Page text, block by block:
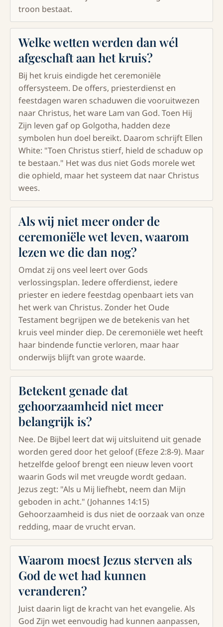
troon bestaat.
Welke wetten werden dan wél
afgeschaft aan het kruis?
Bij het kruis eindigde het ceremoniële
offersysteem. De offers, priesterdienst en
feestdagen waren schaduwen die vooruitwezen
naar Christus, het ware Lam van God. Toen Hij
Zijn leven gaf op Golgotha, hadden deze
symbolen hun doel bereikt. Daarom schrijft Ellen
White: "Toen Christus stierf, hield de schaduw op
te bestaan." Het was dus niet Gods morele wet
die ophield, maar het systeem dat naar Christus
wees.
Als wij niet meer onder de
ceremoniële wet leven, waarom
lezen we die dan nog?
Omdat zij ons veel leert over Gods
verlossingsplan. Iedere offerdienst, iedere
priester en iedere feestdag openbaart iets van
het werk van Christus. Zonder het Oude
Testament begrijpen we de betekenis van het
kruis veel minder diep. De ceremoniële wet heeft
haar bindende functie verloren, maar haar
onderwijs blijft van grote waarde.
Betekent genade dat
gehoorzaamheid niet meer
belangrijk is?
Nee. De Bijbel leert dat wij uitsluitend uit genade
worden gered door het geloof (Efeze 2:8-9). Maar
hetzelfde geloof brengt een nieuw leven voort
waarin Gods wil met vreugde wordt gedaan.
Jezus zegt: "Als u Mij liefhebt, neem dan Mijn
geboden in acht." (Johannes 14:15)
Gehoorzaamheid is dus niet de oorzaak van onze
redding, maar de vrucht ervan.
Waarom moest Jezus sterven als
God de wet had kunnen
veranderen?
Juist daarin ligt de kracht van het evangelie. Als
God Zijn wet eenvoudig had kunnen aanpassen,